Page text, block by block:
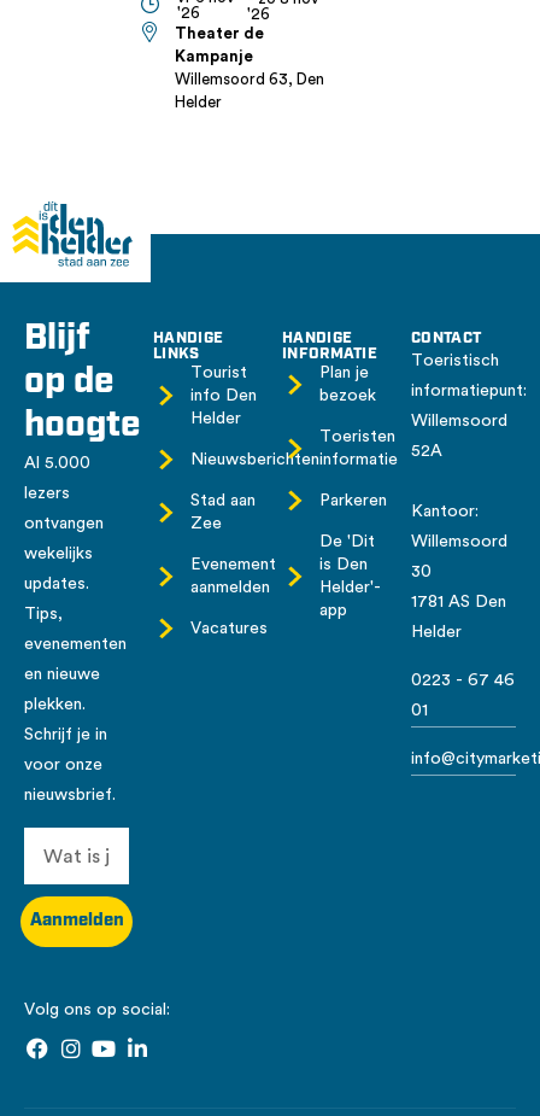
'26
'26
Theater de
Kampanje
Willemsoord 63, Den
Helder
Blijf
op de
hoogte
Al 5.000
lezers
ontvangen
wekelijks
updates.
Tips,
evenementen
en nieuwe
plekken.
Schrijf je in
voor onze
nieuwsbrief.
Aanmelden
HANDIGE
LINKS
Tourist
info Den
Helder
Nieuwsberichten
Stad aan
Zee
Evenement
aanmelden
Vacatures
HANDIGE
INFORMATIE
Plan je
bezoek
Toeristen
informatie
Parkeren
De 'Dit
is Den
Helder'-
app
CONTACT
Toeristisch
informatiepunt:
Willemsoord
52A
Kantoor:
Willemsoord
30
1781 AS Den
Helder
0223 - 67 46
01
Volg ons op social: